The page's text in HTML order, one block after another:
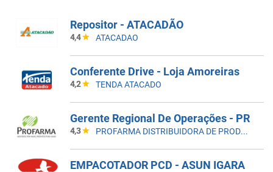
Repositor - ATACADÃO
4,4 ATACADAO
Conferente Drive - Loja Amoreiras
4,2 TENDA ATACADO
Gerente Regional De Operações - PR
4,3 PROFARMA DISTRIBUIDORA DE PRODUTOS FARMACEUTICOS
EMPACOTADOR PCD - ASUN IGARA